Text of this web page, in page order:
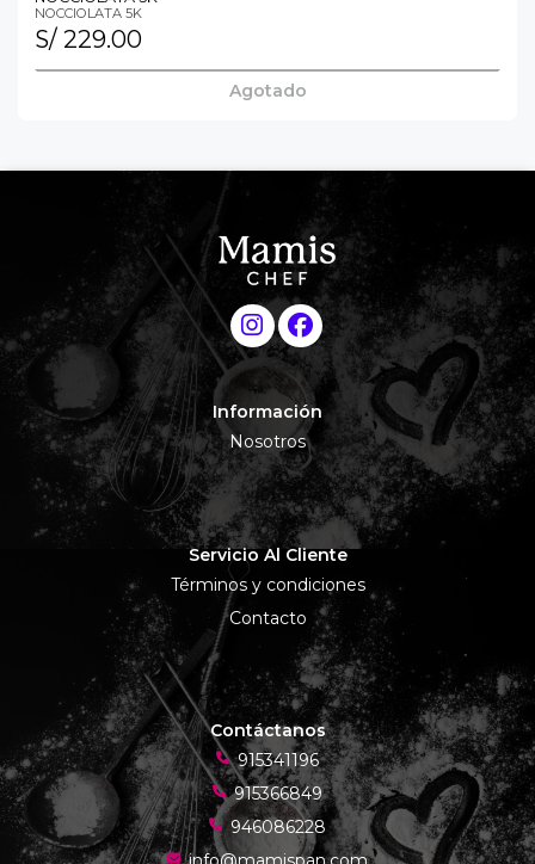
NOCCIOLATA 5K
S/ 229.00
Agotado
Información
Nosotros
Servicio Al Cliente
Términos y condiciones
Contacto
Contáctanos
915341196
915366849
946086228